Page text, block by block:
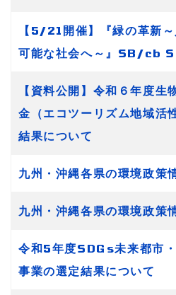
【5/21開催】『緑の革新
可能な社会へ～』SB/cb
【資料公開】令和６年度生
金（エコツーリズム地域活
結果について
九州・沖縄各県の環境政策
九州・沖縄各県の環境政策
令和5年度SDGs未来都市
事業の選定結果について